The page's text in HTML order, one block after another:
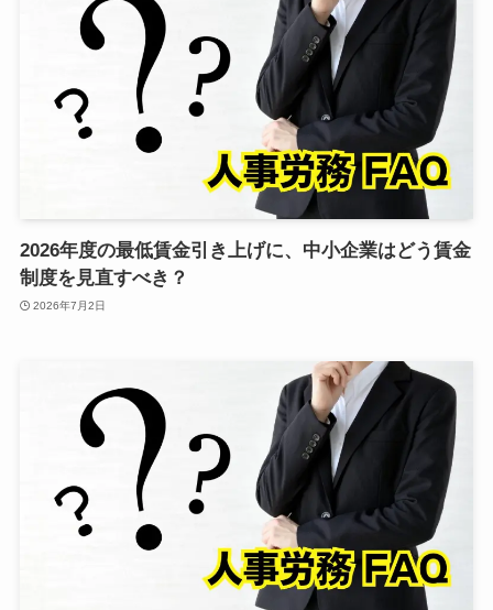
2026年度の最低賃金引き上げに、中小企業はどう賃金
制度を見直すべき？
2026年7月2日